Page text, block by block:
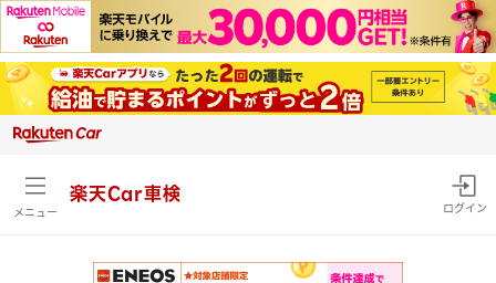
メニュー
楽天Car車検
ログイン